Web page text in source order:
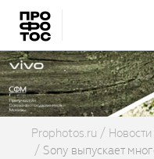
Prophotos.ru
Sony выпускает